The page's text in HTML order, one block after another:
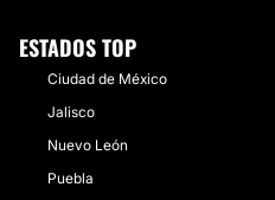
ESTADOS TOP
Ciudad de México
Jalisco
Nuevo León
Puebla